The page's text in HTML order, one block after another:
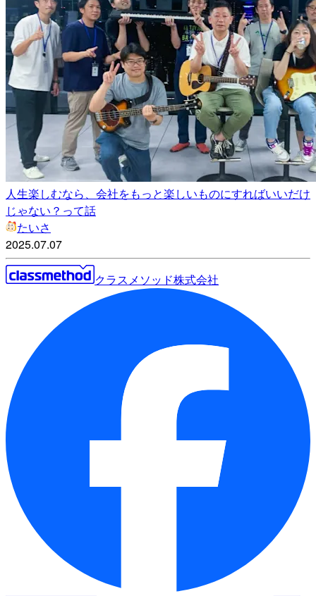
人生楽しむなら、会社をもっと楽しいものにすればいいだけ
じゃない？って話
たいさ
2025.07.07
クラスメソッド株式会社